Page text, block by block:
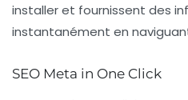
installer et fournissent des
instantanément en
SEO Meta in One Click